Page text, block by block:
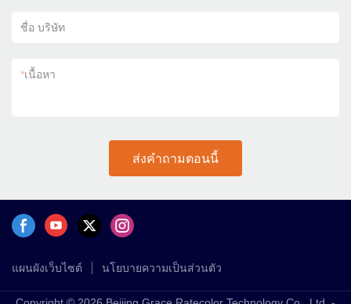
ชื่อ บริษัท
*เนื้อหา
ส่งคำถามตอนนี้
แผนผังเว็บไซต์ นโยบายความเป็นส่วนตัว